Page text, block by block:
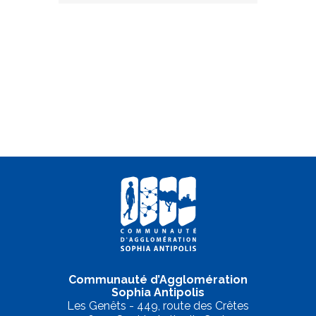
Communauté d’Agglomération
Sophia Antipolis
Les Genêts - 449, route des Crêtes